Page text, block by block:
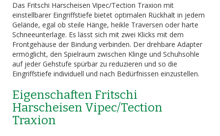
Das Fritschi Harscheisen Vipec/Tection Traxion mit
einstellbarer Eingriffstiefe bietet optimalen Rückhalt in jedem
Gelände, egal ob steile Hänge, heikle Traversen oder harte
Schneeunterlage. Es lässt sich mit zwei Klicks mit dem
Frontgehäuse der Bindung verbinden. Der drehbare Adapter
ermöglicht, den Spielraum zwischen Klinge und Schuhsohle
auf jeder Gehstufe spürbar zu reduzieren und so die
Eingriffstiefe individuell und nach Bedürfnissen einzustellen.
Eigenschaften Fritschi
Harscheisen Vipec/Tection
Traxion